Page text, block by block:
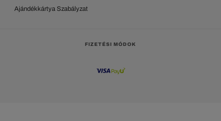
Ajándékkártya Szabályzat
FIZETÉSI MÓDOK